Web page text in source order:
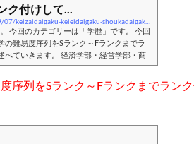
ク付けして...
今回のカテゴリーは「学歴」です。 今回
難易度序列をSランク～Fランクまでラ
べていきます。 経済学部・経営学部・商
学部であり多くの受験生が受験します。一
、経済・経営・商に特化している大学もい
大学のメリットもあるのですが、こうし
序列をSランク～Fランクまでラン